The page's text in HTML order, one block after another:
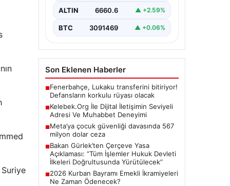
etmektedir. Günümüzde…
ALTIN 6660.6 ▲ +2.59%
BTC 3091469 ▲ +0.06%
Son Eklenen Haberler
■Fenerbahçe, Lukaku transferini bitiriyor!
Defansların korkulu rüyası olacak
■Kelebek.Org İle Dijital İletişimin Seviyeli
Adresi Ve Muhabbet Deneyimi
■Meta’ya çocuk güvenliği davasında 567
milyon dolar ceza
■Bakan Gürlek’ten Çerçeve Yasa
Açıklaması: “Tüm İşlemler Hukuk Devleti
İlkeleri Doğrultusunda Yürütülecek”
■2026 Kurban Bayramı Emekli İkramiyeleri
Ne Zaman Ödenecek?